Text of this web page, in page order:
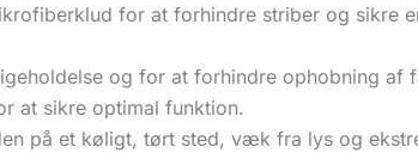
for at forhindre striber og sikre
og for at forhindre ophobning af
at sikre optimal funktion.
på et køligt, tørt sted, væk fra lys og